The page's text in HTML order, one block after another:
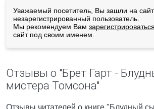
Уважаемый посетитель, Вы зашли на сайт
незарегистрированный пользователь.
Мы рекомендуем Вам зарегистрироваться
сайт под своим именем.
Отзывы о "Брет Гарт -
мистера Томсона"
Отзывы читателей о книге "Блудный